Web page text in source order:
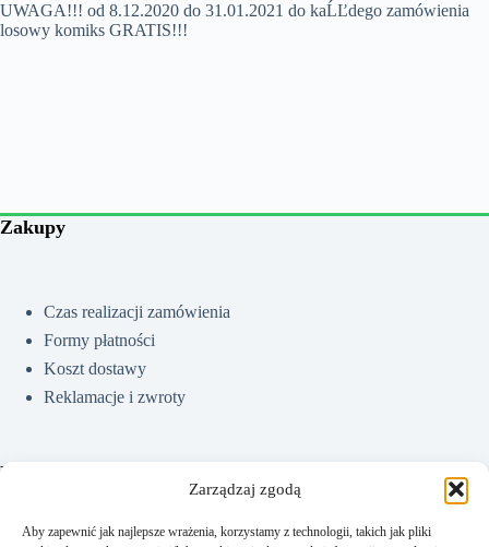
Zarządzaj zgodą
Aby zapewnić jak najlepsze wrażenia, korzystamy z technologii, takich jak pliki
UWAGA!!! od 8.12.2020 do 31.01.2021 do kaĹĽdego zamówienia
losowy komiks GRATIS!!!
Zakupy
Czas realizacji zamówienia
Formy płatności
Koszt dostawy
Reklamacje i zwroty
Pomoc